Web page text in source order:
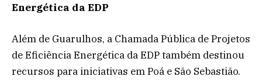
Energética da EDP
Além de Guarulhos, a Chamada Pública de Projetos
de Eficiência Energética da EDP também destinou
recursos para iniciativas em Poá e São Sebastião.